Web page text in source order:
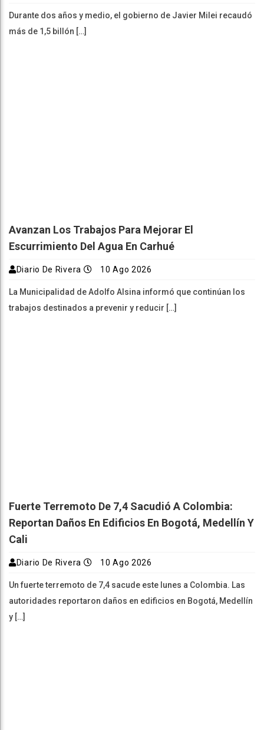
Durante dos años y medio, el gobierno de Javier Milei recaudó
más de 1,5 billón […]
Avanzan Los Trabajos Para Mejorar El
Escurrimiento Del Agua En Carhué
Diario De Rivera 10 Ago 2026
La Municipalidad de Adolfo Alsina informó que continúan los
trabajos destinados a prevenir y reducir […]
Fuerte Terremoto De 7,4 Sacudió A Colombia:
Reportan Daños En Edificios En Bogotá, Medellín Y
Cali
Diario De Rivera 10 Ago 2026
Un fuerte terremoto de 7,4 sacude este lunes a Colombia. Las
autoridades reportaron daños en edificios en Bogotá, Medellín
y […]